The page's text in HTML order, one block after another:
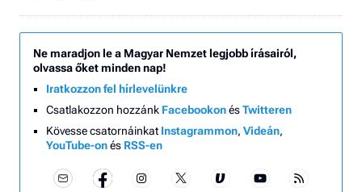
Ne maradjon le a Magyar Nemzet legjobb írásairól,
olvassa őket minden nap!
Iratkozzon fel hírlevelünkre
Csatlakozzon hozzánk FacebookonésTwitteren
Kövesse csatornáinkat Instagrammon, Videán,
YouTube-onés RSS-en